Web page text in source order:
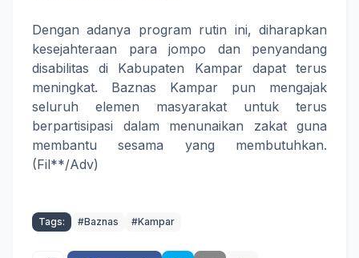
Dengan adanya program rutin ini, diharapkan
kesejahteraan para jompo dan penyandang
disabilitas di Kabupaten Kampar dapat terus
meningkat. Baznas Kampar pun mengajak
seluruh elemen masyarakat untuk terus
berpartisipasi dalam menunaikan zakat guna
membantu sesama yang membutuhkan.
(Fil**/Adv)
Tags: #Baznas #Kampar